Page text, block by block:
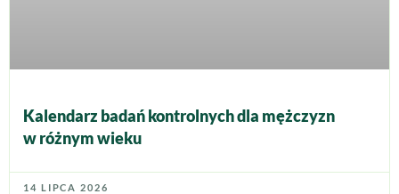
Kalendarz badań kontrolnych dla mężczyzn
w różnym wieku
14 LIPCA 2026